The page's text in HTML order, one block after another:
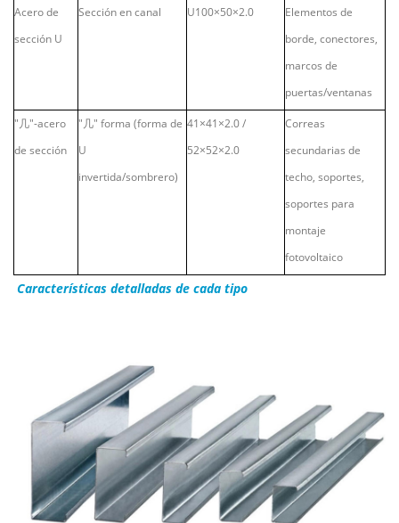
Acero de
sección U
Sección en canal U100×50×2.0
Elementos de
borde, conectores,
marcos de
puertas/ventanas
"几"-acero
de sección
"几" forma (forma de
U
invertida/sombrero)
41×41×2.0 /
52×52×2.0
Correas
secundarias de
techo, soportes,
soportes para
montaje
fotovoltaico
Características detalladas de cada tipo